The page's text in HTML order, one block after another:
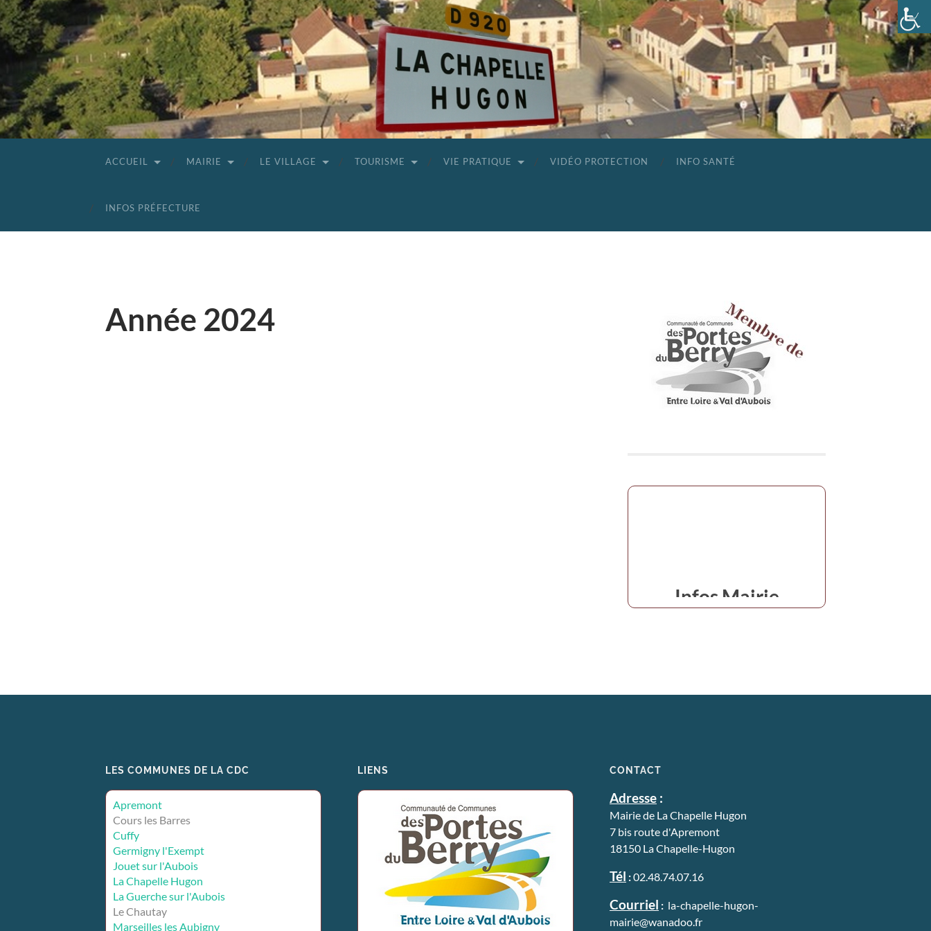
ACCUEIL MAIRIE LE VILLAGE TOURISME VIE PRATIQUE VIDÉO PROTECTION INFO SANTÉ
INFOS PRÉFECTURE
Année 2024
06 88 77 28 70
06 62 51 81 90
LES COMMUNES DE LA CDC
Apremont
Cours les Barres
Cuffy
Germigny l'Exempt
Jouet sur l'Aubois
La Chapelle Hugon
La Guerche sur l'Aubois
Le Chautay
Marseilles les Aubigny
LIENS CONTACT
Adresse :
Mairie de La Chapelle Hugon
7 bis route d'Apremont
18150 La Chapelle-Hugon
Tél :02.48.74.07.16
Courriel : la-chapelle-hugon-
mairie@wanadoo.fr